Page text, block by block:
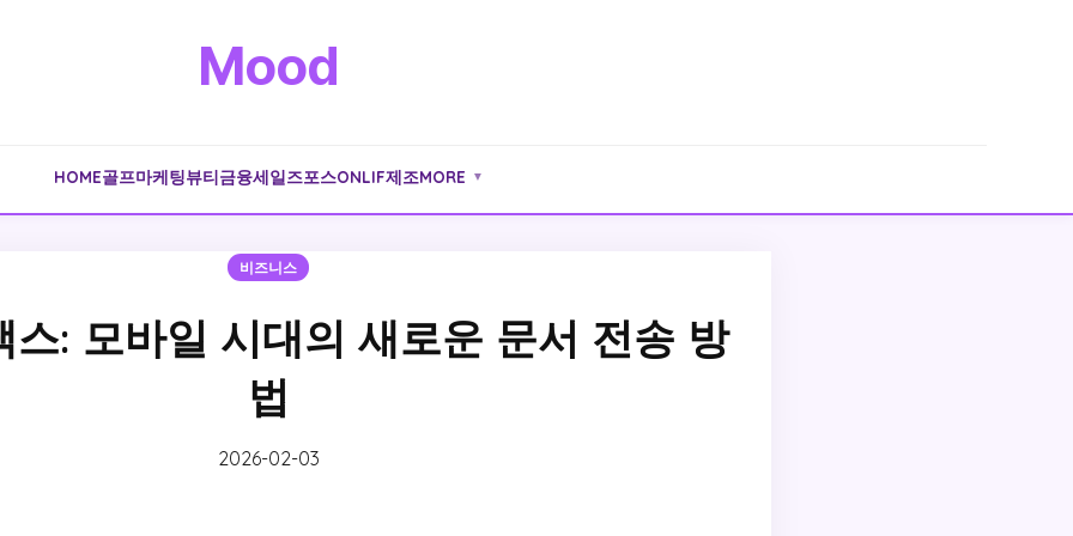
Mood
HOME골프마케팅뷰티금융세일즈포스ONLIF제조MORE ▼
비즈니스
스: 모바일 시대의 새로운 문서 전송 방
법
2026-02-03